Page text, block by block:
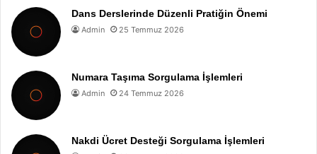
Dans Derslerinde Düzenli Pratiğin Önemi
Admin 25 Temmuz 2026
Numara Taşıma Sorgulama İşlemleri
Admin 24 Temmuz 2026
Nakdi Ücret Desteği Sorgulama İşlemleri